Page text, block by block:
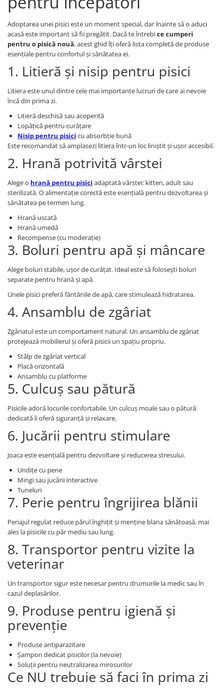
Adoptarea unei pisici este un moment special, dar înainte să o aduci
acasă este important să fii pregătit. Dacă te întrebice cumperi
pentru o pisică nouă, acest ghid îți oferă lista completă de produse
esențiale pentru confortul și sănătatea ei.
1. Litieră și nisip pentru pisici
Litiera este unul dintre cele mai importante lucruri de care ai nevoie
încă din prima zi.
Litieră deschisă sau acoperită
Lopățică pentru curățare
Nisip pentru pisici cu absorbție bună
Este recomandat să amplasezi litiera într-un loc liniștit și ușor accesibil.
2. Hrană potrivită vârstei
Alege o hrană pentru pisici adaptată vârstei: kitten, adult sau
sterilizată. O alimentație corectă este esențială pentru dezvoltarea și
sănătatea pe termen lung.
Hrană uscată
Hrană umedă
Recompense (cu moderație)
3. Boluri pentru apă și mâncare
Alege boluri stabile, ușor de curățat. Ideal este să folosești boluri
separate pentru hrană și apă.
Unele pisici preferă fântânile de apă, care stimulează hidratarea.
4. Ansamblu de zgâriat
Zgâriatul este un comportament natural. Un ansamblu de zgâriat
protejează mobilierul și oferă pisicii un spațiu propriu.
Stâlp de zgâriat vertical
Placă orizontală
Ansamblu cu platforme
5. Culcuș sau pătură
Pisicile adoră locurile confortabile. Un culcuș moale sau o pătură
dedicată îi oferă siguranță și relaxare.
6. Jucării pentru stimulare
Joaca este esențială pentru dezvoltare și reducerea stresului.
Undițe cu pene
Mingi sau jucării interactive
Tuneluri
7. Perie pentru îngrijirea blănii
Periajul regulat reduce părul înghițit și menține blana sănătoasă, mai
ales la pisicile cu păr mediu sau lung.
8. Transportor pentru vizite la
veterinar
Un transportor sigur este necesar pentru drumurile la medic sau în
cazul deplasărilor.
9. Produse pentru igienă și
prevenție
Produse antiparazitare
Șampon dedicat pisicilor (la nevoie)
Soluții pentru neutralizarea mirosurilor
Ce NU trebuie să faci în prima zi